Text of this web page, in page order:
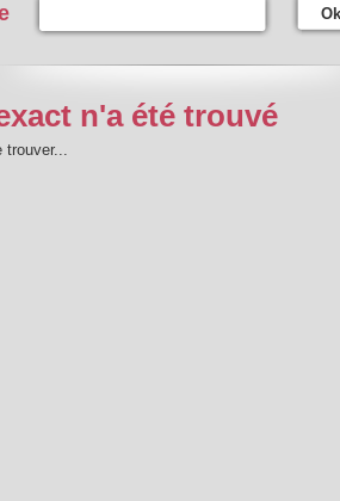
Ok
n'a été trouvé
trouver...